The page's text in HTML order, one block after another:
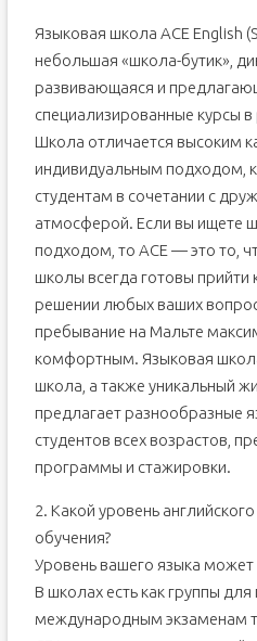
Языковая школа ACE English
небольшая «школа-бутик»,
развивающаяся и
специализированные курсы
Школа отличается высоким
индивидуальным подходом,
студентам в сочетании с
атмосферой. Если вы ищете
подходом, то ACE — это то,
школы всегда готовы прийти
решении любых ваших
пребывание на Мальте
комфортным. Языковая
школа, а также уникальный
предлагает разнообразные
студентов всех возрастов,
программы и стажировки.
2. Какой уровень
обучения?
Уровень вашего языка
В школах есть как группы
международным экзаменам